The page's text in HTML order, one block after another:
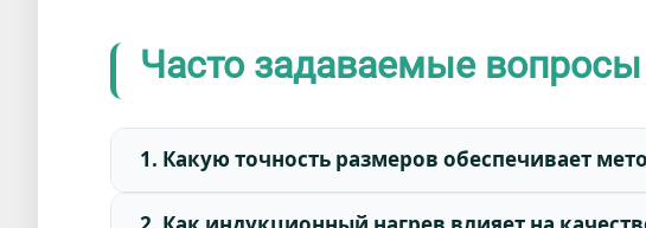
Часто задаваемые
1. Какую точность размеров обеспечивает